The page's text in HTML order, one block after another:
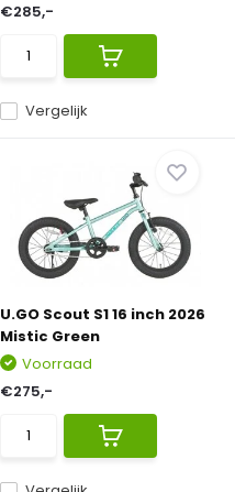
Vergelijk
€285,-
U.GO Scout S1 16 inch 2026
Mistic Green
Voorraad
€275,-